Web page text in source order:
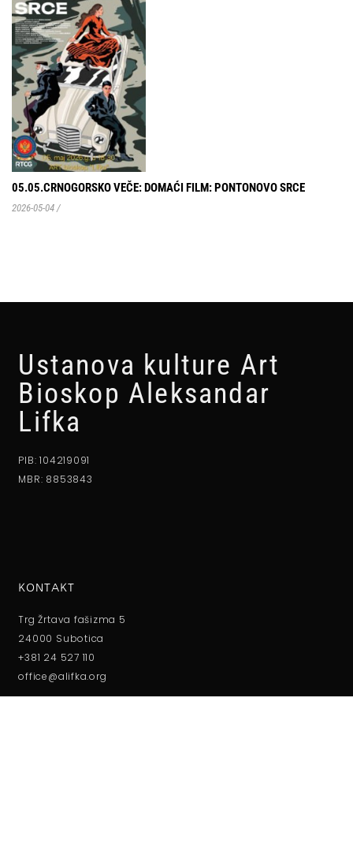
05.05.CRNOGORSKO VEČE: DOMAĆI FILM: PONTONOVO SRCE
2026-05-04 /
Ustanova kulture Art
Bioskop Aleksandar
Lifka
PIB: 104219091
MBR: 8853843
KONTAKT
Trg Žrtava fašizma 5
24000 Subotica
+381 24 527 110
office@alifka.org